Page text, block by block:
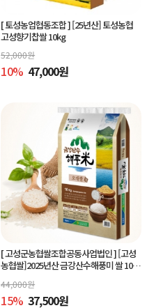
[ 토성농업협동조합 ][25년산] 토성농협
고성향기찹쌀 10kg
52,000원
10% 47,000원
[ 고성군농협쌀조합공동사업법인 ][고성
농협쌀]2025년산 금강산수해풍미 쌀 10kg
44,000원
15% 37,500원